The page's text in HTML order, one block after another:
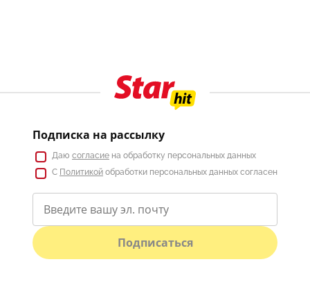
Подписка на рассылку
Даю согласие на обработку персональных данных
С Политикой обработки персональных данных согласен
Подписаться